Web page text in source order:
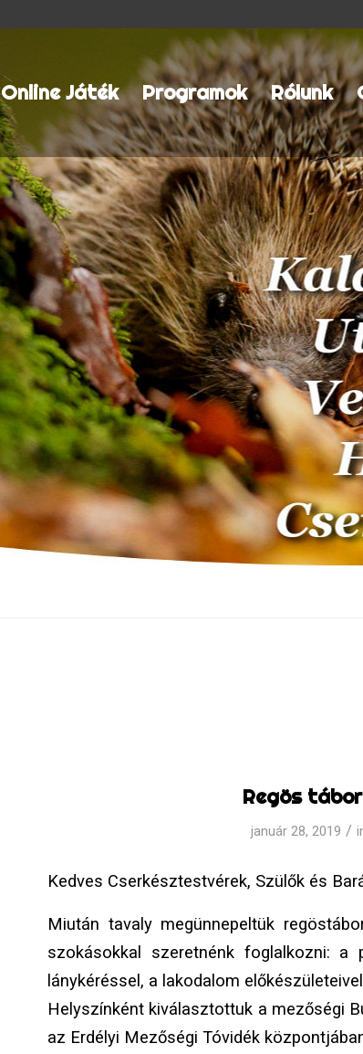
Online Játék Programok Rólunk
Regös
január 28, 2019 /
Kedves Cserkésztestvérek, Szülők és
Miután tavaly megünnepeltük
szokásokkal szeretnénk foglalkozni: a
lánykéréssel, a lakodalom
Helyszínként kiválasztottuk a mezőségi
az Erdélyi Mezőségi Tóvidék